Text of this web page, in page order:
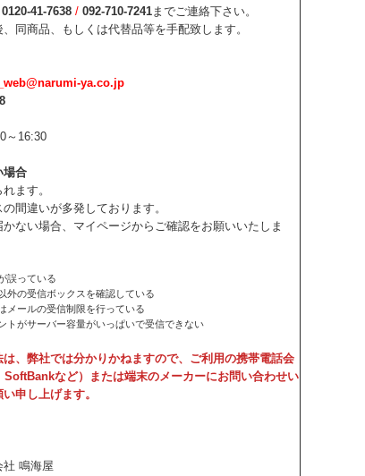
0120-41-7638 / 092-710-7241までご連絡下さい。
同商品、もしくは代替品等を手配致します。
ya.co.jp
～16:30
場合
ます。
間違いが多発しております。
ない場合、マイページからご確認をお願いいたしま
誤っている
外の受信ボックスを確認している
メールの受信制限を行っている
トがサーバー容量がいっぱいで受信できない
、弊社では分かりかねますので、ご利用の携帯電話会
など）または端末のメーカーにお問い合わせい
申し上げます。
社 鳴海屋